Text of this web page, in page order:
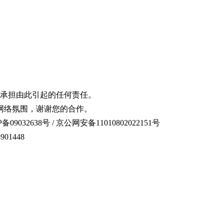
担由此引起的任何责任。
氛围，谢谢您的合作。
09032638号 / 京公网安备11010802022151号